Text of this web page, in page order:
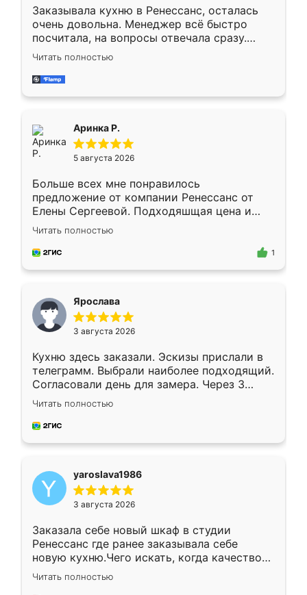
Заказывала кухню в Ренессанс, осталась
очень довольна. Менеджер всё быстро
посчитала, на вопросы отвечала сразу.
Замерщик приехал в субботу, подошёл к
делу со всей ответственностью. Собрали
за день, ребята работали аккуратно, даже
Читать полностью
Аринка Р.
5 августа 2026
Больше всех мне понравилось
предложение от компании Ренессанс от
Елены Сергеевой. Подходяшщая цена и
короткие сроки изготовления. Приехавший
для замера сотрудник Владислав
предложил по моему эскизу самый
Читать полностью
1
Ярослава
3 августа 2026
Кухню здесь заказали. Эскизы прислали в
телеграмм. Выбрали наиболее подходящий.
Согласовали день для замера. Через 3
недели кухня была уже готова. Остались
довольны работой. Спасибо Ренессанс
мебель за качественную работу!
Читать полностью
yaroslava1986
3 августа 2026
Заказала себе новый шкаф в студии
Ренессанс где ранее заказывала себе
новую кухню.Чего искать, когда качеством
вполне довольна. Служит кухня уже почти
два года, нареканий нет.
Читать полностью